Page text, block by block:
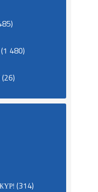
(1 480)
(26)
(314)